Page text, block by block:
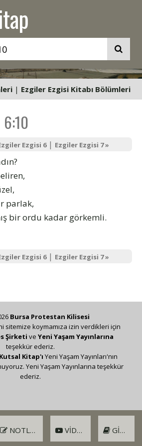
| Ezgiler Ezgisi Kitabı Bölümleri
6:10
Ezgisi 6| Ezgiler Ezgisi 7 »
parlak,
bir ordu kadar görkemli.
Ezgisi 6| Ezgiler Ezgisi 7 »
NOTLAR VIDEO GIRIŞ
Bursa Protestan Kilisesi
sitemize koymamıza izin verdikleri için
Şirketi ve Yeni Yaşam Yayınlarına
teşekkür ederiz.
Kitap'ı Yeni Yaşam Yayınları'nın
Yeni Yaşam Yayınlarına teşekkür
ederiz.